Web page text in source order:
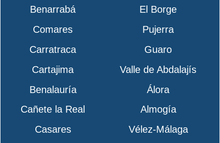
Benarrabá
El Borge
Comares
Pujerra
Carratraca
Guaro
Cartajima
Valle de Abdalajís
Benalauría
Álora
Cañete la Real
Almogía
Casares
Vélez-Málaga